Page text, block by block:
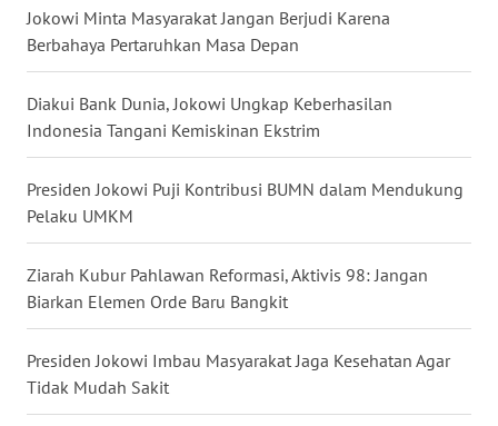
Jokowi Minta Masyarakat Jangan Berjudi Karena
Berbahaya Pertaruhkan Masa Depan
Diakui Bank Dunia, Jokowi Ungkap Keberhasilan
Indonesia Tangani Kemiskinan Ekstrim
Presiden Jokowi Puji Kontribusi BUMN dalam Mendukung
Pelaku UMKM
Ziarah Kubur Pahlawan Reformasi, Aktivis 98: Jangan
Biarkan Elemen Orde Baru Bangkit
Presiden Jokowi Imbau Masyarakat Jaga Kesehatan Agar
Tidak Mudah Sakit
WN
LAMPUNG
WN
JATENG
NUSANTARA
JOGJA
JATIM